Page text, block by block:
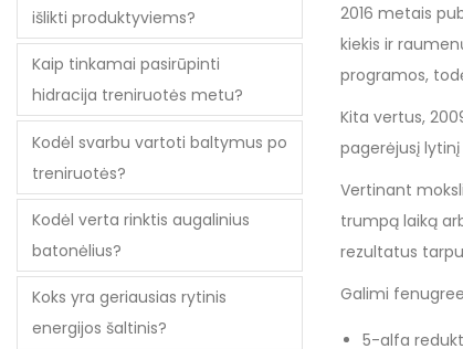
2016 metais
kiekis ir
programos,
Kita vertus,
pagerėjusį
Vertinant
trumpą laiką
rezultatus
Galimi
5-alfa
išlikti produktyviems?
Kaip tinkamai pasirūpinti
hidracija treniruotės metu?
Kodėl svarbu vartoti baltymus po
treniruotės?
Kodėl verta rinktis augalinius
batonėlius?
Koks yra geriausias rytinis
energijos šaltinis?